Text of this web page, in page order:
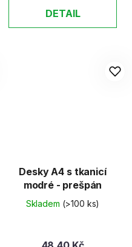
DETAIL
Desky A4 s tkanicí
modré - prešpán
Skladem (>100 ks)